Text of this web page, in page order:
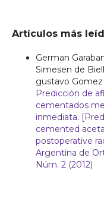
Artículos más
German
Simesen de
gustavo
Predicción de
cementados
inmediata.
cemented
postoperative
Argentina de
Núm. 2 (2012)